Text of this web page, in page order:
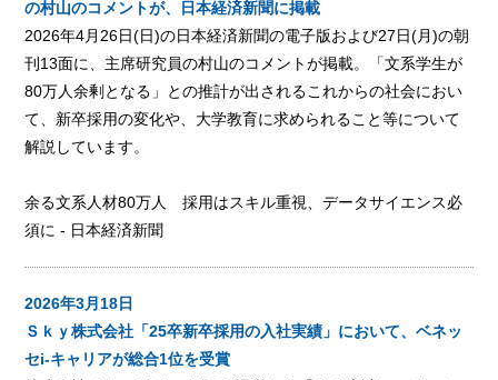
の村山のコメントが、日本経済新聞に掲載
2026年4月26日(日)の日本経済新聞の電子版および27日(月)の朝
刊13面に、主席研究員の村山のコメントが掲載。「文系学生が
80万人余剰となる」との推計が出されるこれからの社会におい
て、新卒採用の変化や、大学教育に求められること等について
解説しています。
余る文系人材80万人 採用はスキル重視、データサイエンス必
須に - 日本経済新聞
2026年3月18日
Ｓｋｙ株式会社「25卒新卒採用の入社実績」において、ベネッ
セi-キャリアが総合1位を受賞